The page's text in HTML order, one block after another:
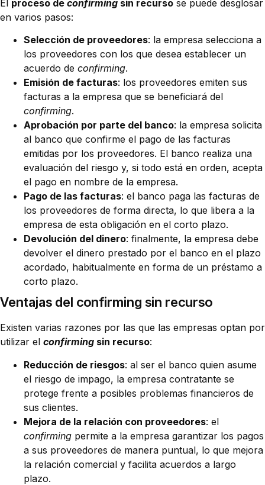
El proceso de confirming sin recurso se puede desglosar
en varios pasos:
Selección de proveedores: la empresa selecciona a
los proveedores con los que desea establecer un
acuerdo de confirming.
Emisión de facturas: los proveedores emiten sus
facturas a la empresa que se beneficiará del
confirming.
Aprobación por parte del banco: la empresa solicita
al banco que confirme el pago de las facturas
emitidas por los proveedores. El banco realiza una
evaluación del riesgo y, si todo está en orden, acepta
el pago en nombre de la empresa.
Pago de las facturas: el banco paga las facturas de
los proveedores de forma directa, lo que libera a la
empresa de esta obligación en el corto plazo.
Devolución del dinero: finalmente, la empresa debe
devolver el dinero prestado por el banco en el plazo
acordado, habitualmente en forma de un préstamo a
corto plazo.
Ventajas del confirming sin recurso
Existen varias razones por las que las empresas optan por
utilizar el confirming sin recurso:
Reducción de riesgos: al ser el banco quien asume
el riesgo de impago, la empresa contratante se
protege frente a posibles problemas financieros de
sus clientes.
Mejora de la relación con proveedores: el
confirming permite a la empresa garantizar los pagos
a sus proveedores de manera puntual, lo que mejora
la relación comercial y facilita acuerdos a largo
plazo.